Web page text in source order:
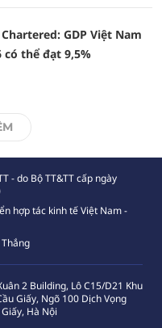
GDP Việt Nam
có thể đạt 9,5%
- do Bộ TT&TT cấp ngày
hợp tác kinh tế Việt Nam -
2 Building, Lô C15/D21 Khu
Giấy, Ngõ 100 Dịch Vọng
Giấy, Hà Nội